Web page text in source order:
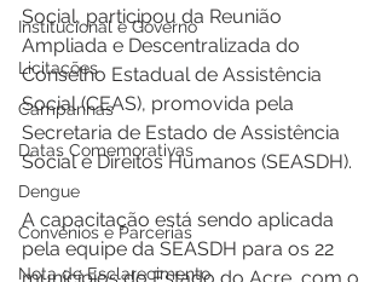
Institucional e Governo
Licitações
Campanhas
Datas Comemorativas
Dengue
Convênios e Parcerias
Nota de Esclarecimento
Social, participou da Reunião
Ampliada e Descentralizada do
Conselho Estadual de Assistência
Social (CEAS), promovida pela
Secretaria de Estado de Assistência
Social e Direitos Humanos (SEASDH).
A capacitação está sendo aplicada
pela equipe da SEASDH para os 22